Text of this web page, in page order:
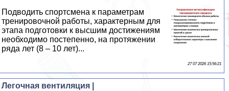
Подводить спортсмена к параметрам
тренировочной работы, хаpaктерным для
этапа подготовки к высшим достижениям
необходимо постепенно, на протяжении
ряда лет (8 – 10 лет)...
27 07 2026 15:56:21
Легочная вентиляция |